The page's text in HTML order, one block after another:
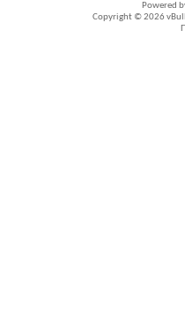
Powered
Copyright © 2026